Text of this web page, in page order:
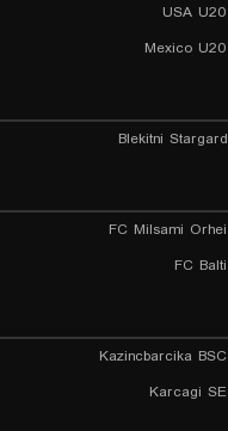
USA U20
Mexico U20
Blekitni Stargard
FC Milsami Orhei
FC Balti
Kazincbarcika BSC
Karcagi SE